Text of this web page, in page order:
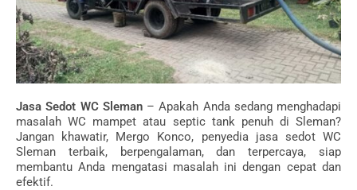
Jasa Sedot WC Sleman– Apakah Anda sedang menghadapi
masalah WC mampet atau septic tank penuh di Sleman?
Jangan khawatir, Mergo Konco, penyedia jasa sedot WC
Sleman terbaik, berpengalaman, dan terpercaya, siap
membantu Anda mengatasi masalah ini dengan cepat dan
efektif.